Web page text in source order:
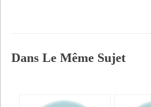
Dans Le Même Sujet